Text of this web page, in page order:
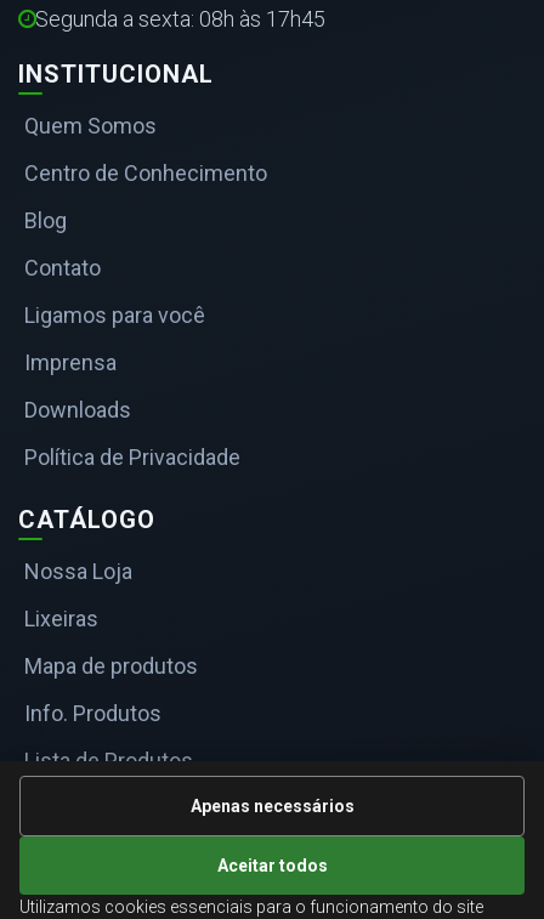
Segunda a sexta: 08h às 17h45
INSTITUCIONAL
Quem Somos
Centro de Conhecimento
Blog
Contato
Ligamos para você
Imprensa
Downloads
Política de Privacidade
CATÁLOGO
Nossa Loja
Lixeiras
Mapa de produtos
Info. Produtos
Lista de Produtos
Informações TécnicasApenas necessários
Aceitar todos
Utilizamos cookies essenciais para o funcionamento do site